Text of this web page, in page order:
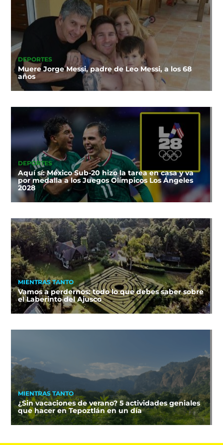
DEPORTES
Muere Jorge Messi, padre de Leo Messi, a los 68
años
DEPORTES
Aquí sí: México Sub-20 hizo la tarea en casa y va
por medalla a los Juegos Olímpicos Los Ángeles
2028
MIENTRAS TANTO
Vamos a perdernos: todo lo que debes saber sobre
el Laberinto del Ajusco
MIENTRAS TANTO
¿Sin vacaciones de verano? 5 actividades geniales
que hacer en Tepoztlán en un día